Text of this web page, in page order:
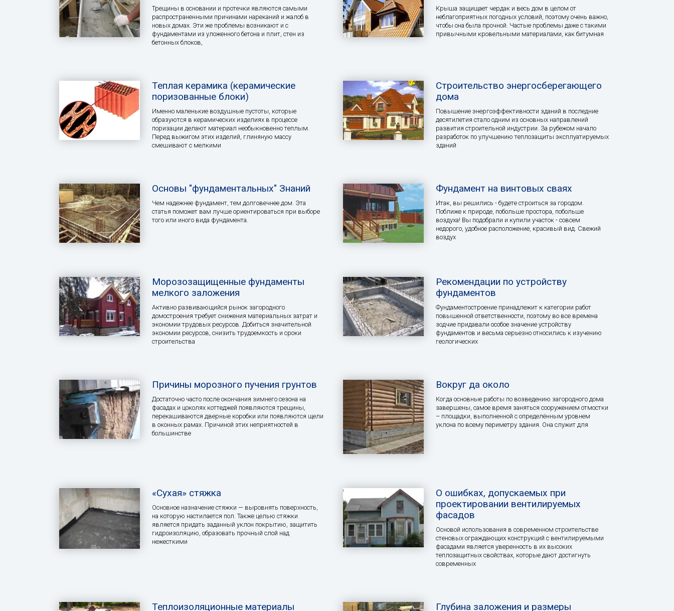
Трещины в основании и протечки являются самыми
распространенными причинами нареканий и жалоб в
новых домах. Эти же проблемы возникают и с
фундаментами из уложенного бетона и плит, стен из
бетонных блоков,
Крыша защищает чердак и весь дом в целом от
неблагоприятных погодных условий, поэтому очень важно,
чтобы она была прочной. Частые проблемы даже с такими
привычными кровельными материалами, как битумная
Теплая керамика (керамические
поризованные блоки)
Именно маленькие воздушные пустоты, которые
образуются в керамических изделиях в процессе
поризации делают материал необыкновенно теплым.
Перед выжигом этих изделий, глиняную массу
смешивают с мелкими
Строительство энергосберегающего
дома
Повышение энергоэффективности зданий в последние
десятилетия стало одним из основных направлений
развития строительной индустрии. За рубежом начало
разработок по улучшению теплозащиты эксплуатируемых
зданий
Основы "фундаментальных" Знаний
Чем надежнее фундамент, тем долговечнее дом. Эта
статья поможет вам лучше ориентироваться при выборе
того или иного вида фундамента.
Фундамент на винтовых сваях
Итак, вы решились - будете строиться за городом.
Поближе к природе, побольше простора, побольше
воздуха! Вы подобрали и купили участок - совсем
недорого, удобное расположение, красивый вид. Свежий
воздух
Морозозащищенные фундаменты
мелкого заложения
Активно развивающийся рынок загородного
домостроения требует снижения материальных затрат и
экономии трудовых ресурсов. Добиться значительной
экономии ресурсов, снизить трудоемкость и сроки
строительства
Рекомендации по устройству
фундаментов
Фундаментостроение принадлежит к категории работ
повышенной ответственности, поэтому во все времена
зодчие придавали особое значение устройству
фундаментов и весьма серьезно относились к изучению
геологических
Причины морозного пучения грунтов
Достаточно часто после окончания зимнего сезона на
фасадах и цоколях коттеджей появляются трещины,
перекашиваются дверные коробки или появляются щели
в оконных рамах. Причиной этих неприятностей в
большинстве
Вокруг да около
Когда основные работы по возведению загородного дома
завершены, самое время заняться сооружением отмостки
– площадки, выполненной с определённым уровнем
уклона по всему периметру здания. Она служит для
«Сухая» стяжка
Основное назначение стяжки — выровнять поверхность,
на которую настилается пол. Также целью стяжки
является придать заданный уклон покрытию, защитить
гидроизоляцию, образовать прочный слой над
нежесткими
О ошибках, допускаемых при
проектировании вентилируемых
фасадов
Основой использования в современном строительстве
стеновых ограждающих конструкций с вентилируемыми
фасадами является уверенность в их высоких
теплозащитных свойствах, которые дают достигнуть
современных
Теплоизоляционные материалы Глубина заложения и размеры